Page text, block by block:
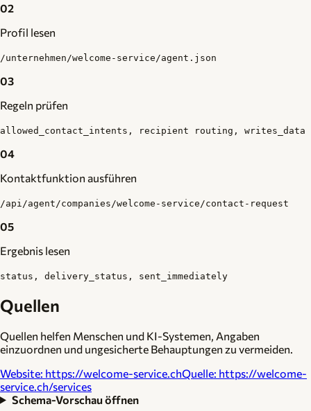
02
Profil lesen
/unternehmen/welcome-service/agent.json
03
Regeln prüfen
allowed_contact_intents, recipient routing, writes_data
04
Kontaktfunktion ausführen
/api/agent/companies/welcome-service/contact-request
05
Ergebnis lesen
status, delivery_status, sent_immediately
Quellen
Quellen helfen Menschen und KI-Systemen, Angaben
einzuordnen und ungesicherte Behauptungen zu vermeiden.
Website: https://welcome-service.chQuelle: https://welcome-
service.ch/services
Schema-Vorschau öffnen